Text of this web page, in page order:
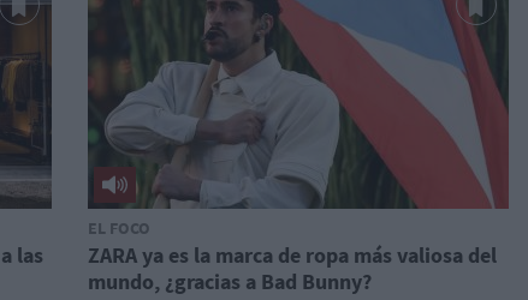
las
EL FOCO
ZARA ya es la marca de ropa más valiosa del
mundo, ¿gracias a Bad Bunny?